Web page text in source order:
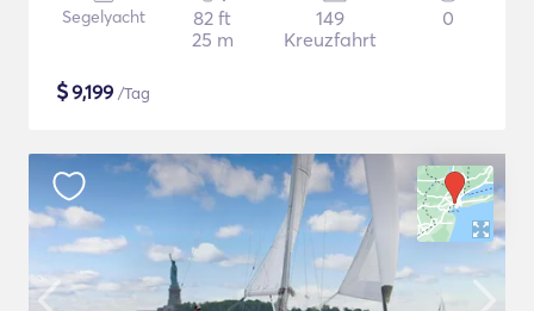
Segelyacht
82 ft
25 m
149
Kreuzfahrt
0
$9,199 /Tag